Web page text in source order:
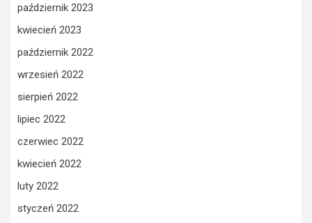
październik 2023
kwiecień 2023
październik 2022
wrzesień 2022
sierpień 2022
lipiec 2022
czerwiec 2022
kwiecień 2022
luty 2022
styczeń 2022